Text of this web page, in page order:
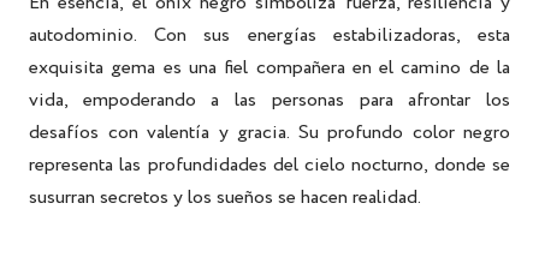
autodominio. Con sus energías estabilizadoras, esta
exquisita gema es una fiel compañera en el camino de la
vida, empoderando a las personas para afrontar los
desafíos con valentía y gracia. Su profundo color negro
representa las profundidades del cielo nocturno, donde se
susurran secretos y los sueños se hacen realidad.